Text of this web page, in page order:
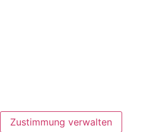
Zustimmung verwalten